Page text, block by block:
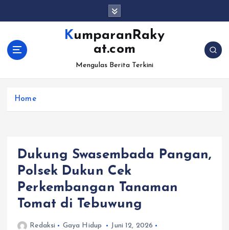
KumparanRaky
at.com
Mengulas Berita Terkini
Home
Dukung Swasembada Pangan,
Polsek Dukun Cek
Perkembangan Tanaman
Tomat di Tebuwung
Redaksi Gaya Hidup
Juni 12, 2026